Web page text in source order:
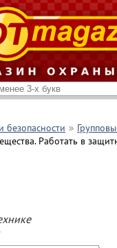
безопасности
Работать в